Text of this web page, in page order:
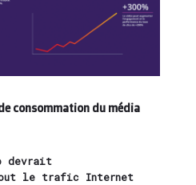
consommation du média
devrait
tout le trafic Internet